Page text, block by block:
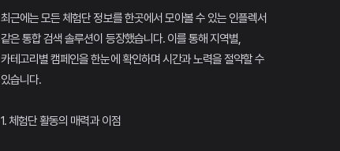
최근에는 모든 체험단 정보를 한곳에서 모아볼 수 있는 인플렉서
같은 통합 검색 솔루션이 등장했습니다. 이를 통해 지역별,
카테고리별 캠페인을 한눈에 확인하며 시간과 노력을 절약할 수
있습니다.
1. 체험단 활동의 매력과 이점